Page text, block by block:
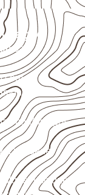
são
as
bordas após
umidade
uso que